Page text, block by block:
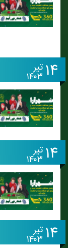
۱۴تیر
۱۴۰۳
۱۴تیر
۱۴۰۳
۱۴تیر
۱۴۰۳